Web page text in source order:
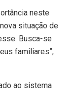
neste
situação de
Busca-se
familiares”,
ao sistema